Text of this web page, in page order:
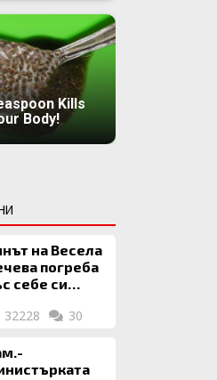
Kills
Body!
на Весела
погреба
себе си
евро
32228 30